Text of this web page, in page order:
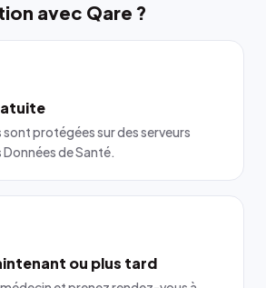
avec Qare ?
protégées sur des serveurs
de Santé.
ou plus tard